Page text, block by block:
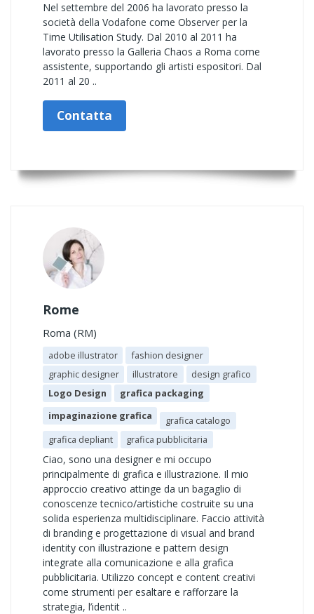
Nel settembre del 2006 ha lavorato presso la
società della Vodafone come Observer per la
Time Utilisation Study. Dal 2010 al 2011 ha
lavorato presso la Galleria Chaos a Roma come
assistente, supportando gli artisti espositori. Dal
2011 al 20 ..
Contatta
Rome
Roma (RM)
adobe illustrator
fashion designer
graphic designer
illustratore
design grafico
Logo Design
grafica packaging
impaginazione grafica
grafica catalogo
grafica depliant
grafica pubblicitaria
Ciao, sono una designer e mi occupo
principalmente di grafica e illustrazione. Il mio
approccio creativo attinge da un bagaglio di
conoscenze tecnico/artistiche costruite su una
solida esperienza multidisciplinare. Faccio attività
di branding e progettazione di visual and brand
identity con illustrazione e pattern design
integrate alla comunicazione e alla grafica
pubblicitaria. Utilizzo concept e content creativi
come strumenti per esaltare e rafforzare la
strategia, l’identit ..